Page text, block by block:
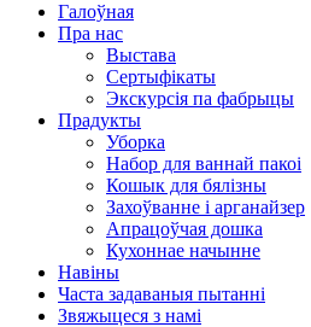
Галоўная
Пра нас
Выстава
Сертыфікаты
Экскурсія па фабрыцы
Прадукты
Уборка
Набор для ваннай пакоі
Кошык для бялізны
Захоўванне і арганайзер
Апрацоўчая дошка
Кухоннае начынне
Навіны
Часта задаваныя пытанні
Звяжыцеся з намі